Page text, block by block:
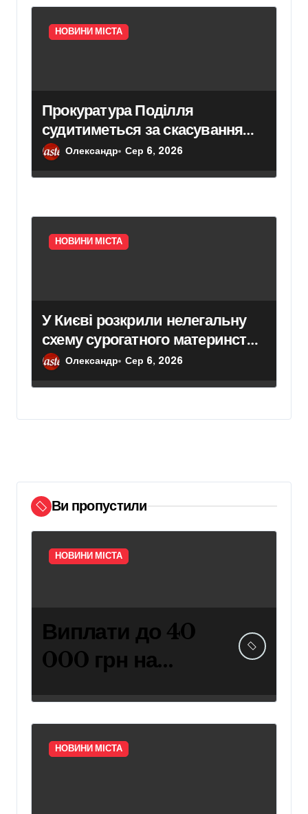
НОВИНИ МІСТА
Прокуратура Поділля
судитиметься за скасування
права власності на фіктивну
Олександр Сер 6, 2026
НОВИНИ МІСТА
У Києві розкрили нелегальну
схему сурогатного материнства
для іноземних замовників:
Олександр Сер 6, 2026
Ви пропустили
НОВИНИ МІСТА
Виплати до 40
000 грн на
захисників:
умови
НОВИНИ МІСТА